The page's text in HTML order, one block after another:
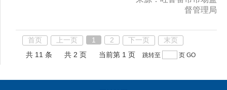
督管理局
首页 上一页 1 2 下一页
末页
共 11 条
共 2 页 当前第 1 页 跳转至 页 GO